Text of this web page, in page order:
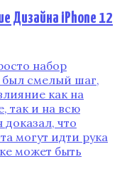
Дизайна iPhone 12
набор
был смелый шаг‚
как на
так и на всю
что
могут идти рука
может быть